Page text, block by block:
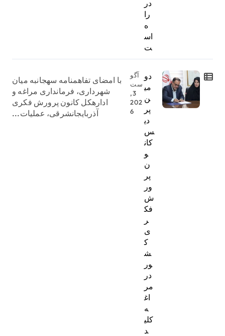
در
را
ه
اس
ت
دو
می
ن
پر
دی
س
کان
و
ن
پر
ور
ش
فک
ر
ی
ک
ش
ور
در
مر
اغ
ه
کلی
د
آگو
ست
3,
202
6
با امضای تفاهمنامه سهجانبه میان
شهرداری، فرمانداری مراغه و
ادارهکل کانون پرورش فکری
آذربایجانشرقی، عملیات...